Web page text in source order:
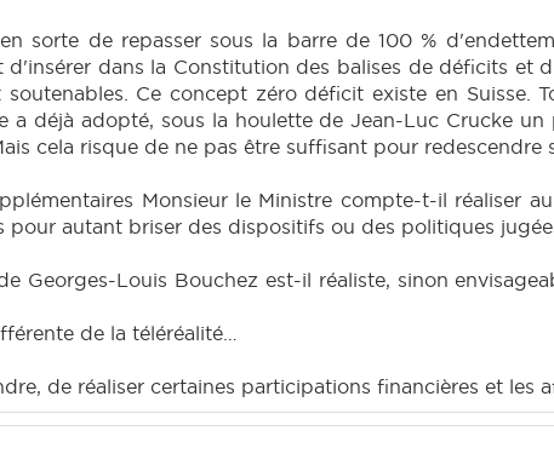
sorte de repasser sous la barre de 100 %
dans la Constitution des balises de déficits et
Ce concept zéro déficit existe en Suisse.
a déjà adopté, sous la houlette de Jean-Luc Crucke
cela risque de ne pas être suffisant pour redescendre
Monsieur le Ministre compte-t-il réaliser
pour autant briser des dispositifs ou des politiques
Georges-Louis Bouchez est-il réaliste, sinon
de la téléréalité…
de réaliser certaines participations financières et les